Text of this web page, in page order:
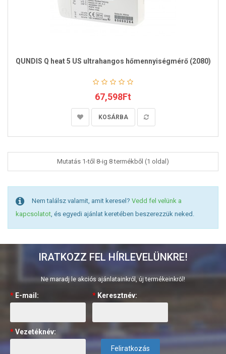
QUNDIS Q heat 5 US ultrahangos hőmennyiségmérő (2080)
67,598Ft
KOSÁRBA
Mutatás 1-től 8-ig 8 termékből (1 oldal)
Nem találsz valamit, amit keresel? Vedd fel velünk a
kapcsolatot, és egyedi ajánlat keretében beszerezzük neked.
IRATKOZZ FEL HÍRLEVELÜNKRE!
Ne maradj le akciós ajánlatainkról, új termékeinkről!
* E-mail: * Keresztnév:
*Vezetéknév:
Feliratkozás